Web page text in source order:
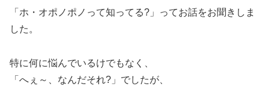
「ホ・オポノポノって知ってる?」ってお話をお聞きしま
した。
特に何に悩んでいるけでもなく、
「へぇ～、なんだそれ?」でしたが、